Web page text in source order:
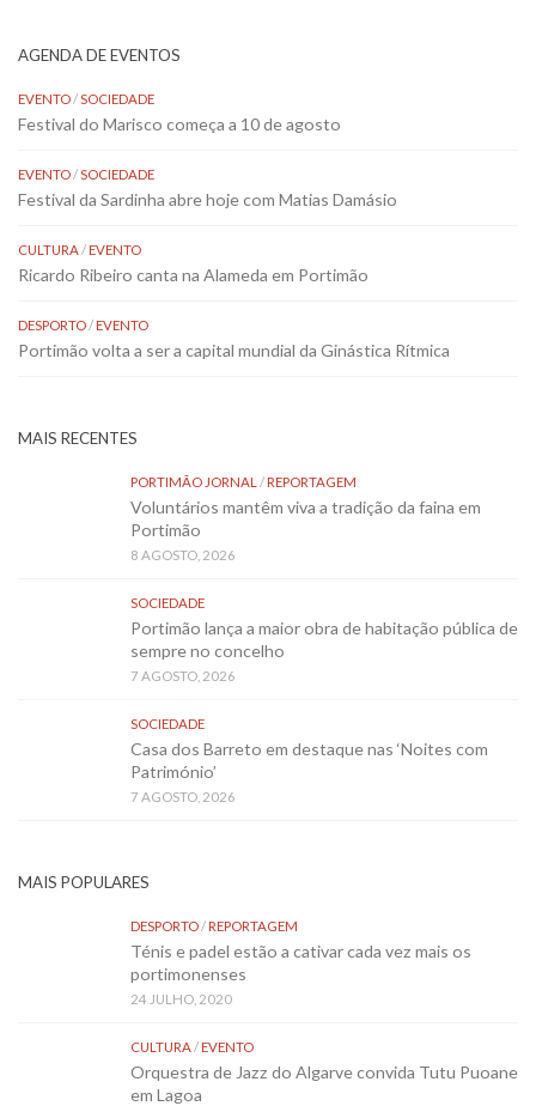
AGENDA DE EVENTOS
EVENTO/SOCIEDADE
Festival do Marisco começa a 10 de agosto
EVENTO/SOCIEDADE
Festival da Sardinha abre hoje com Matias Damásio
CULTURA/EVENTO
Ricardo Ribeiro canta na Alameda em Portimão
DESPORTO/EVENTO
Portimão volta a ser a capital mundial da Ginástica Rítmica
MAIS RECENTES
PORTIMÃO JORNAL /REPORTAGEM
Voluntários mantêm viva a tradição da faina em
Portimão
8 AGOSTO, 2026
SOCIEDADE
Portimão lança a maior obra de habitação pública de
sempre no concelho
7 AGOSTO, 2026
SOCIEDADE
Casa dos Barreto em destaque nas ‘Noites com
Património’
7 AGOSTO, 2026
MAIS POPULARES
DESPORTO/REPORTAGEM
Ténis e padel estão a cativar cada vez mais os
portimonenses
24 JULHO, 2020
CULTURA/EVENTO
Orquestra de Jazz do Algarve convida Tutu Puoane
em Lagoa